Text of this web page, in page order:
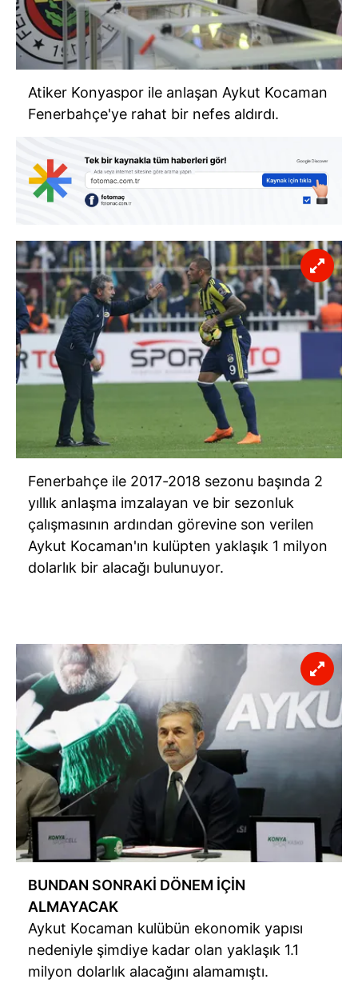
Atiker Konyaspor ile anlaşan Aykut Kocaman
Fenerbahçe'ye rahat bir nefes aldırdı.
Fenerbahçe ile 2017-2018 sezonu başında 2
yıllık anlaşma imzalayan ve bir sezonluk
çalışmasının ardından görevine son verilen
Aykut Kocaman'ın kulüpten yaklaşık 1 milyon
dolarlık bir alacağı bulunuyor.
BUNDAN SONRAKİ DÖNEM İÇİN
ALMAYACAK
Aykut Kocaman kulübün ekonomik yapısı
nedeniyle şimdiye kadar olan yaklaşık 1.1
milyon dolarlık alacağını alamamıştı.